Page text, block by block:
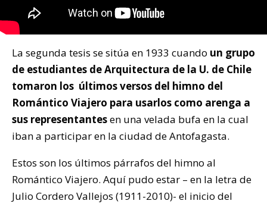
La segunda tesis se sitúa en 1933 cuando un grupo
de estudiantes de Arquitectura de la U. de Chile
tomaron los últimos versos del himno del
Romántico Viajero para usarlos como arenga a
sus representantesen una velada bufa en la cual
iban a participar en la ciudad de Antofagasta.
Estos son los últimos párrafos del himno al
Romántico Viajero. Aquí pudo estar – en la letra de
Julio Cordero Vallejos (1911-2010)- el inicio del